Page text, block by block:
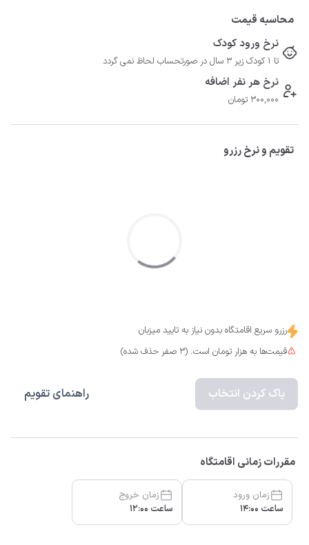
محاسبه قیمت
نرخ ورود کودک
تا 1 کودک زیر 3 سال در صورتحساب لحاظ نمی گردد
نرخ هر نفر اضافه
300,000 تومان
تقویم و نرخ رزرو
رزرو سریع اقامتگاه بدون نیاز به تایید میزبان
قیمت‌ها به هزار تومان است. (3 صفر حذف شده)
پاک کردن انتخاب راهنمای تقویم
مقررات زمانی اقامتگاه
زمان ورود
ساعت 14:00
زمان خروج
ساعت 12:00